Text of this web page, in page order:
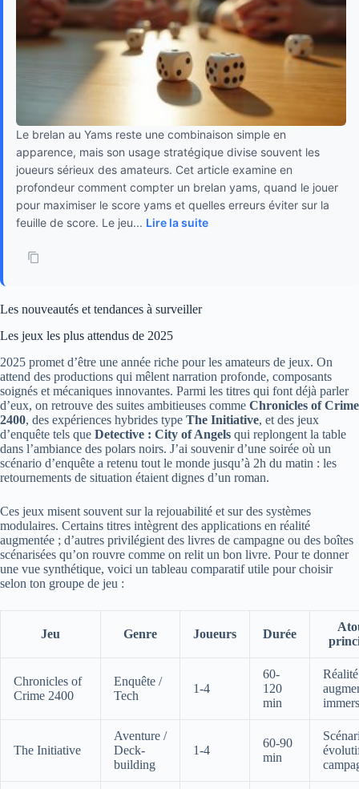
Le brelan au Yams reste une combinaison simple en
apparence, mais son usage stratégique divise souvent les
joueurs sérieux des amateurs. Cet article examine en
profondeur comment compter un brelan yams, quand le jouer
pour maximiser le score yams et quelles erreurs éviter sur la
feuille de score. Le jeu... Lire la suite
Les nouveautés et tendances à surveiller
Les jeux les plus attendus de 2025
2025 promet d’être une année riche pour les amateurs de jeux. On
attend des productions qui mêlent narration profonde, composants
soignés et mécaniques innovantes. Parmi les titres qui font déjà parler
d’eux, on retrouve des suites ambitieuses comme Chronicles of Crime
2400, des expériences hybrides type The Initiative, et des jeux
d’enquête tels que Detective : City of Angels qui replongent la table
dans l’ambiance des polars noirs. J’ai souvenir d’une soirée où un
scénario d’enquête a retenu tout le monde jusqu’à 2h du matin : les
retournements de situation étaient dignes d’un roman.
Ces jeux misent souvent sur la rejouabilité et sur des systèmes
modulaires. Certains titres intègrent des applications en réalité
augmentée ; d’autres privilégient des livres de campagne ou des boîtes
scénarisées qu’on rouvre comme on relit un bon livre. Pour te donner
une vue synthétique, voici un tableau comparatif utile pour choisir
selon ton groupe de jeu :
Jeu Genre Joueurs Durée
Chronicles of
Crime 2400
Enquête /
Tech
1-4
60-
120
min
Réalité
The Initiative
Aventure /
Deck-
building
1-4
60-90
min